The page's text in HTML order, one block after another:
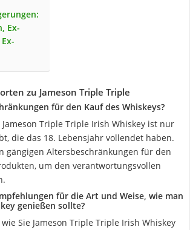
Ex-
zu Jameson Triple Triple
für den Kauf des Whiskeys?
Jameson Triple Triple Irish Whiskey ist nur
die das 18. Lebensjahr vollendet haben.
gängigen Altersbeschränkungen für den
um den verantwortungsvollen
für die Art und Weise, wie man
genießen sollte?
Sie Jameson Triple Triple Irish Whiskey